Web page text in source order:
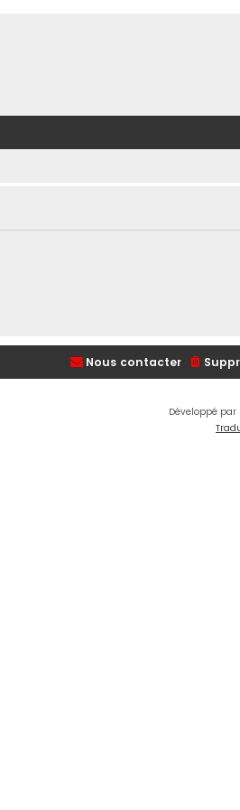
Nous contacter
Développé par